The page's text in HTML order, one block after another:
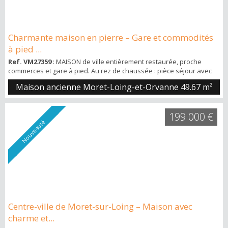
Charmante maison en pierre – Gare et commodités
à pied ...
Ref. VM27359: MAISON de ville entièrement restaurée, proche
commerces et gare à pied. Au rez de chaussée : pièce séjour avec
cuisine américaine, à l'étage : palier desservant deux chambres,
salle d'eau wc. Jardin non attenant. Loyer 650 Euros Frais d'agence
447 Euros à la charge du locataire, Libre le 09 décembre 2019.
Maison ancienne Moret-Loing-et-Orvanne 49.67 m²
Nouveauté
Centre-ville de Moret-sur-Loing – Maison avec
charme et...
199 000 €